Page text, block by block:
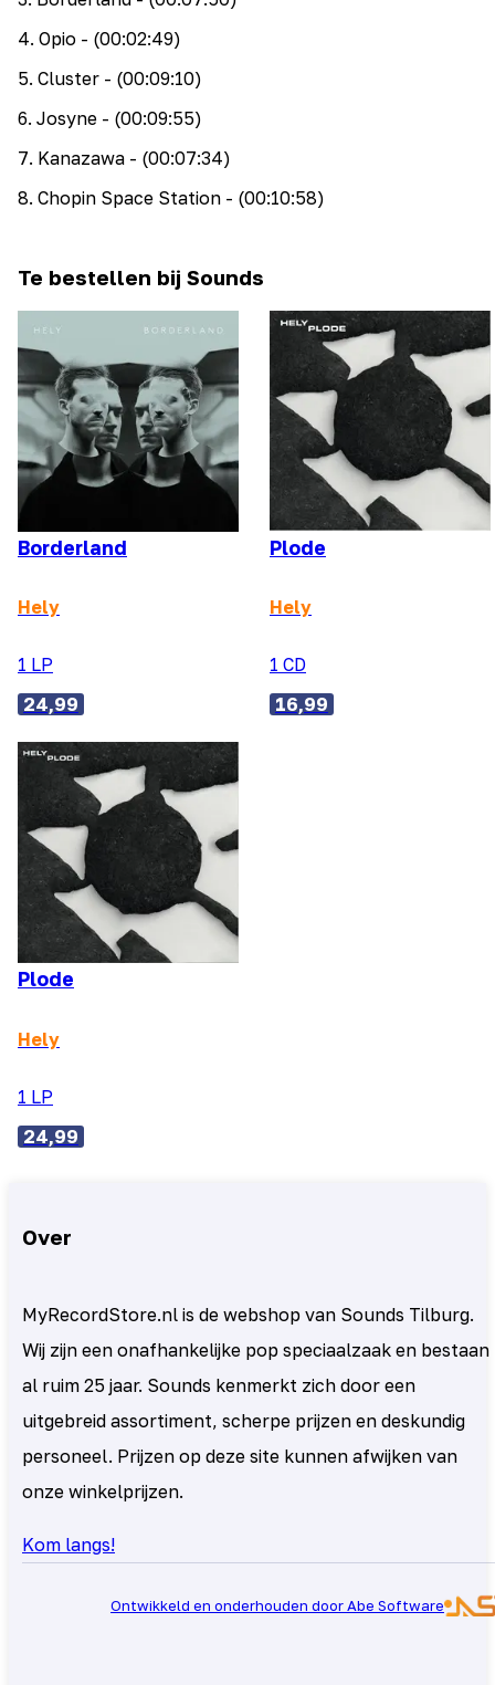
4. Opio - (00:02:49)
5. Cluster - (00:09:10)
6. Josyne - (00:09:55)
7. Kanazawa - (00:07:34)
8. Chopin Space Station - (00:10:58)
Te bestellen bij Sounds
Borderland
Hely
1 LP
24,99
Plode
Hely
1 CD
16,99
Plode
Hely
1 LP
24,99
Over
MyRecordStore.nl is de webshop van Sounds Tilburg.
Wij zijn een onafhankelijke pop speciaalzaak en bestaan
al ruim 25 jaar. Sounds kenmerkt zich door een
uitgebreid assortiment, scherpe prijzen en deskundig
personeel. Prijzen op deze site kunnen afwijken van
onze winkelprijzen.
Kom langs!
Ontwikkeld en onderhouden door Abe Software